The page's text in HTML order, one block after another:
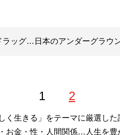
ラッグ…日本のアンダーグラウ
1 2
く生きる」をテーマに厳選し
お金・性・人間関係…人生を